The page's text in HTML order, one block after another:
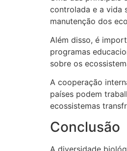
controlada e a vida
manutenção dos
Além disso, é
programas
sobre os
A cooperação
países podem
ecossistemas
Conclusão
A diversidade